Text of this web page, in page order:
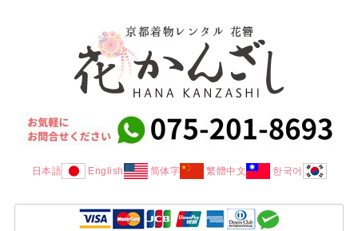
日本語 English 简体字 繁體中文 한국어